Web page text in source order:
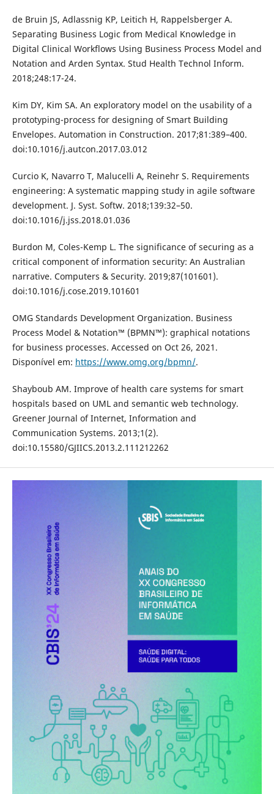
de Bruin JS, Adlassnig KP, Leitich H, Rappelsberger A.
Separating Business Logic from Medical Knowledge in
Digital Clinical Workflows Using Business Process Model and
Notation and Arden Syntax. Stud Health Technol Inform.
2018;248:17-24.
Kim DY, Kim SA. An exploratory model on the usability of a
prototyping-process for designing of Smart Building
Envelopes. Automation in Construction. 2017;81:389–400.
doi:10.1016/j.autcon.2017.03.012
Curcio K, Navarro T, Malucelli A, Reinehr S. Requirements
engineering: A systematic mapping study in agile software
development. J. Syst. Softw. 2018;139:32–50.
doi:10.1016/j.jss.2018.01.036
Burdon M, Coles-Kemp L. The significance of securing as a
critical component of information security: An Australian
narrative. Computers & Security. 2019;87(101601).
doi:10.1016/j.cose.2019.101601
OMG Standards Development Organization. Business
Process Model & Notation™ (BPMN™): graphical notations
for business processes. Accessed on Oct 26, 2021.
Disponível em: https://www.omg.org/bpmn/.
Shayboub AM. Improve of health care systems for smart
hospitals based on UML and semantic web technology.
Greener Journal of Internet, Information and
Communication Systems. 2013;1(2).
doi:10.15580/GJIICS.2013.2.111212262